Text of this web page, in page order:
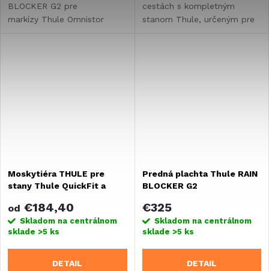
BLOCKER G2 pre
markízy Thule Omnistor
cestách s kompletným
stanom Thule, určeným pre
Moskytiéra THULE pre
stany Thule QuickFit a
od €184,40
Skladom na centrálnom
sklade >5 ks
DETAIL
Predná plachta Thule RAIN
BLOCKER G2
€325
Skladom na centrálnom
sklade >5 ks
DETAIL